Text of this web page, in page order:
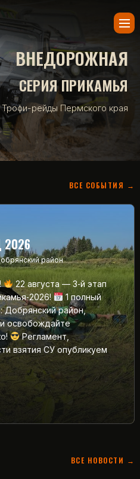
ВНЕДОРОЖНАЯ
СЕРИЯ ПРИКАМЬЯ
Трофи-рейды Пермского края
ВСЕ СОБЫТИЯ →
район
22 августа — 3‑й этап
1 полный
район,
и освобождайте
Регламент,
взятия СУ опубликуем
ВСЕ НОВОСТИ →